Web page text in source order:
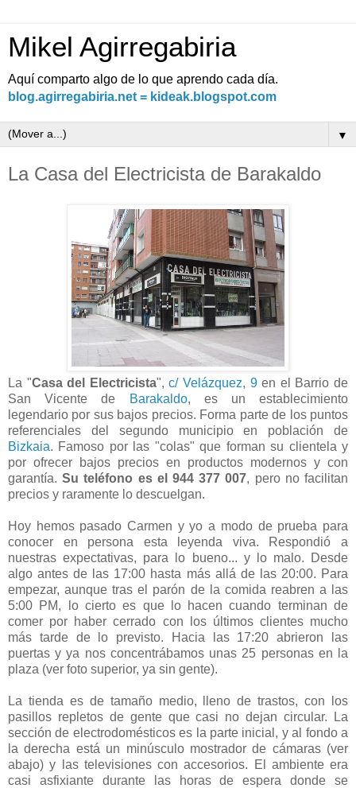
Mikel Agirregabiria
Aquí comparto algo de lo que aprendo cada día.
blog.agirregabiria.net = kideak.blogspot.com
▼
La Casa del Electricista de Barakaldo
La "Casa del Electricista", c/ Velázquez, 9en el Barrio de
San Vicente de
Barakaldo, es un establecimiento
legendario por sus bajos precios. Forma parte de los puntos
referenciales del segundo municipio en población de
Bizkaia. Famoso por las "colas" que forman su clientela y
por ofrecer bajos precios en productos modernos y con
garantía.Su teléfono es el 944 377 007, pero no facilitan
precios y raramente lo descuelgan.
Hoy hemos pasado Carmen y yo a modo de prueba para
conocer en persona esta leyenda viva. Respondió a
nuestras expectativas, para lo bueno... y lo malo. Desde
algo antes de las 17:00 hasta más allá de las 20:00. Para
empezar, aunque tras el parón de la comida reabren a las
5:00 PM, lo cierto es que lo hacen cuando terminan de
comer por haber cerrado con los últimos clientes mucho
más tarde de lo previsto. Hacia las 17:20 abrieron las
puertas y ya nos concentrábamos unas 25 personas en la
plaza (ver foto superior, ya sin gente).
La tienda es de tamaño medio, lleno de trastos, con los
pasillos repletos de gente que casi no dejan circular. La
sección de electrodomésticos es la parte inicial, y al fondo a
la derecha está un minúsculo mostrador de cámaras (ver
abajo) y las televisiones con accesorios. El ambiente era
casi asfixiante durante las horas de espera donde se